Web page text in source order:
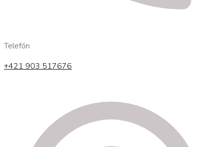
Telefón
+421 903 517676